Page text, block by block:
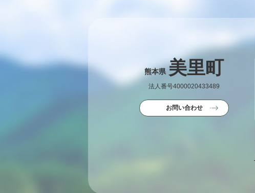
熊本県 美里町
法人番号4000020433489
お問い合わせ